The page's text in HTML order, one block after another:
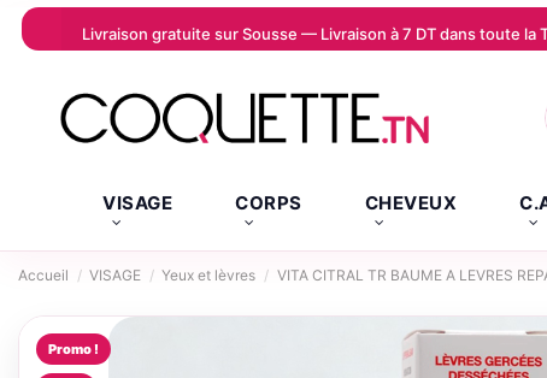
Livraison gratuite sur Sousse — Livraison à 7 DT dans toute
VISAGE CORPS CHEVEUX
Accueil VISAGE Yeux et lèvres VITA CITRAL TR BAUME A LEVRES
Promo !